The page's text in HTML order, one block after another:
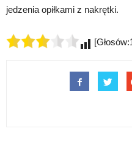
jedzenia opiłkami z nakrętki.